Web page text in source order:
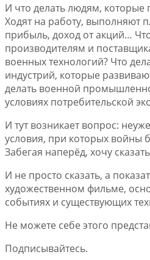
И что делать людям, которые
Ходят на работу, выполняют
прибыль, доход от акций…
производителям и
военных технологий? Что
индустрий, которые
делать военной
условиях потребительской
И тут возникает вопрос:
условия, при которых войны
Забегая наперёд, хочу
И не просто сказать, а
художественном фильме,
событиях и существующих
Не можете себе этого
Подписывайтесь.